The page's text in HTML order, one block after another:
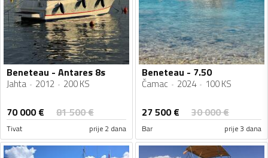
Beneteau - Antares 8s
Jahta 2012 200 KS
70 000€ 81 500€
Tivat prije 2 dana
Beneteau - 7.50
Čamac 2024 100 KS
27 500€ 30 000€
Bar prije 3 dana